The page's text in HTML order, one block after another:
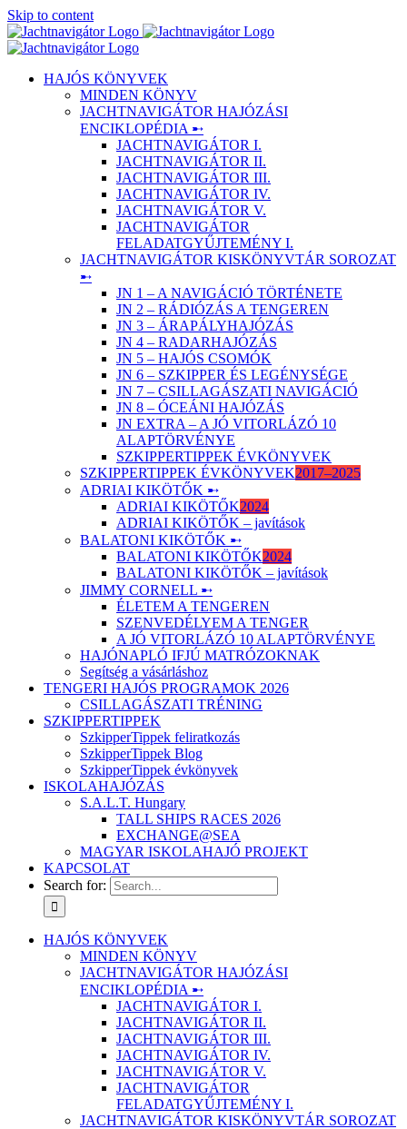
Skip to content
HAJÓS KÖNYVEK
MINDEN KÖNYV
JACHTNAVIGÁTOR HAJÓZÁSI
ENCIKLOPÉDIA ➸
JACHTNAVIGÁTOR I.
JACHTNAVIGÁTOR II.
JACHTNAVIGÁTOR III.
JACHTNAVIGÁTOR IV.
JACHTNAVIGÁTOR V.
JACHTNAVIGÁTOR
FELADATGYŰJTEMÉNY I.
JACHTNAVIGÁTOR KISKÖNYVTÁR SOROZAT
➸
JN 1 – A NAVIGÁCIÓ TÖRTÉNETE
JN 2 – RÁDIÓZÁS A TENGEREN
JN 3 – ÁRAPÁLYHAJÓZÁS
JN 4 – RADARHAJÓZÁS
JN 5 – HAJÓS CSOMÓK
JN 6 – SZKIPPER ÉS LEGÉNYSÉGE
JN 7 – CSILLAGÁSZATI NAVIGÁCIÓ
JN 8 – ÓCEÁNI HAJÓZÁS
JN EXTRA – A JÓ VITORLÁZÓ 10
ALAPTÖRVÉNYE
SZKIPPERTIPPEK ÉVKÖNYVEK
SZKIPPERTIPPEK ÉVKÖNYVEK2017–2025
ADRIAI KIKÖTŐK ➸
ADRIAI KIKÖTŐK2024
ADRIAI KIKÖTŐK – javítások
BALATONI KIKÖTŐK ➸
BALATONI KIKÖTŐK2024
BALATONI KIKÖTŐK – javítások
JIMMY CORNELL ➸
ÉLETEM A TENGEREN
SZENVEDÉLYEM A TENGER
A JÓ VITORLÁZÓ 10 ALAPTÖRVÉNYE
HAJÓNAPLÓ IFJÚ MATRÓZOKNAK
Segítség a vásárláshoz
TENGERI HAJÓS PROGRAMOK 2026
CSILLAGÁSZATI TRÉNING
SZKIPPERTIPPEK
SzkipperTippek feliratkozás
SzkipperTippek Blog
SzkipperTippek évkönyvek
ISKOLAHAJÓZÁS
S.A.L.T. Hungary
TALL SHIPS RACES 2026
EXCHANGE@SEA
MAGYAR ISKOLAHAJÓ PROJEKT
KAPCSOLAT
Search for:
HAJÓS KÖNYVEK
MINDEN KÖNYV
JACHTNAVIGÁTOR HAJÓZÁSI
ENCIKLOPÉDIA ➸
JACHTNAVIGÁTOR I.
JACHTNAVIGÁTOR II.
JACHTNAVIGÁTOR III.
JACHTNAVIGÁTOR IV.
JACHTNAVIGÁTOR V.
JACHTNAVIGÁTOR
FELADATGYŰJTEMÉNY I.
JACHTNAVIGÁTOR KISKÖNYVTÁR SOROZAT